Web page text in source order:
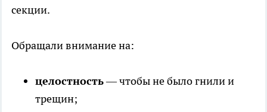
секции.
Обращали внимание на:
целостность— чтобы не было гнили и
трещин;